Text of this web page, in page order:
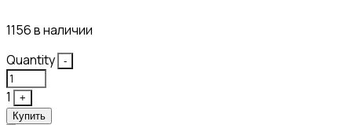
1156 в наличии
Quantity
-
1
+
Купить